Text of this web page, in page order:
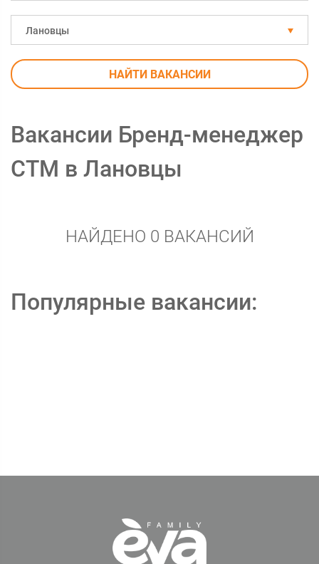
Лановцы
НАЙТИ ВАКАНСИИ
Вакансии Бренд-менеджер
СТМ в Лановцы
НАЙДЕНО 0 ВАКАНСИЙ
Популярные вакансии: